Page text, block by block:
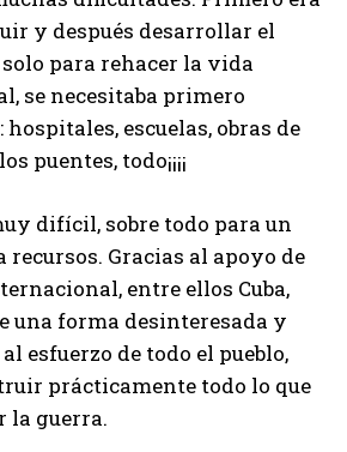
y después desarrollar el
para rehacer la vida
se necesitaba primero
escuelas, obras de
puentes, todo¡¡¡¡
difícil, sobre todo para un
recursos. Gracias al apoyo de
entre ellos Cuba,
una forma desinteresada y
esfuerzo de todo el pueblo,
prácticamente todo lo que
la guerra.